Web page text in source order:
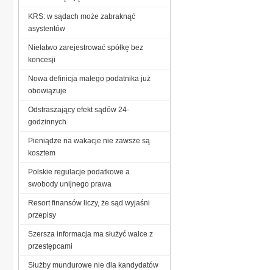
KRS: w sądach może zabraknąć
asystentów
Niełatwo zarejestrować spółkę bez
koncesji
Nowa definicja małego podatnika już
obowiązuje
Odstraszający efekt sądów 24-
godzinnych
Pieniądze na wakacje nie zawsze są
kosztem
Polskie regulacje podatkowe a
swobody unijnego prawa
Resort finansów liczy, że sąd wyjaśni
przepisy
Szersza informacja ma służyć walce z
przestępcami
Służby mundurowe nie dla kandydatów